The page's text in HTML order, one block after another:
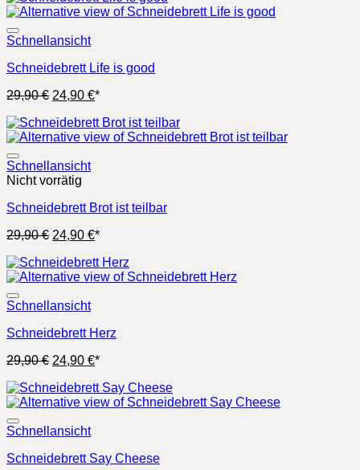
Schnellansicht
Schneidebrett Life is good
29,90€ Ursprünglicher
war:
29,90 €
24,90 €Aktueller
ist:
24,90 €.
*
Schnellansicht
Nicht vorrätig
Schneidebrett Brot ist teilbar
29,90€ Ursprünglicher
war:
29,90 €
24,90 €Aktueller
ist:
24,90 €.
*
Schnellansicht
Schneidebrett Herz
29,90€ Ursprünglicher
war:
29,90 €
24,90 €Aktueller
ist:
24,90 €.
*
Schnellansicht
Schneidebrett Say Cheese